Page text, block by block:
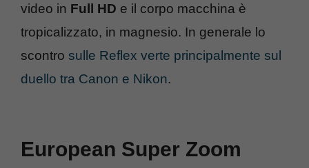
video in Full HD e il corpo macchina è
tropicalizzato, in magnesio. In generale lo
scontro sulle Reflex verte principalmente sul
duello tra Canon e Nikon.
European Super Zoom